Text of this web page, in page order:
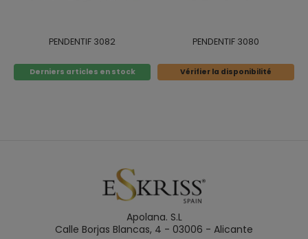
PENDENTIF 3082
Derniers articles en stock
PENDENTIF 3080
Vérifier la disponibilité
Apolana. S.L
Calle Borjas Blancas, 4 - 03006 - Alicante